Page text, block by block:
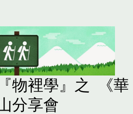
物裡學』之 《華
分享會